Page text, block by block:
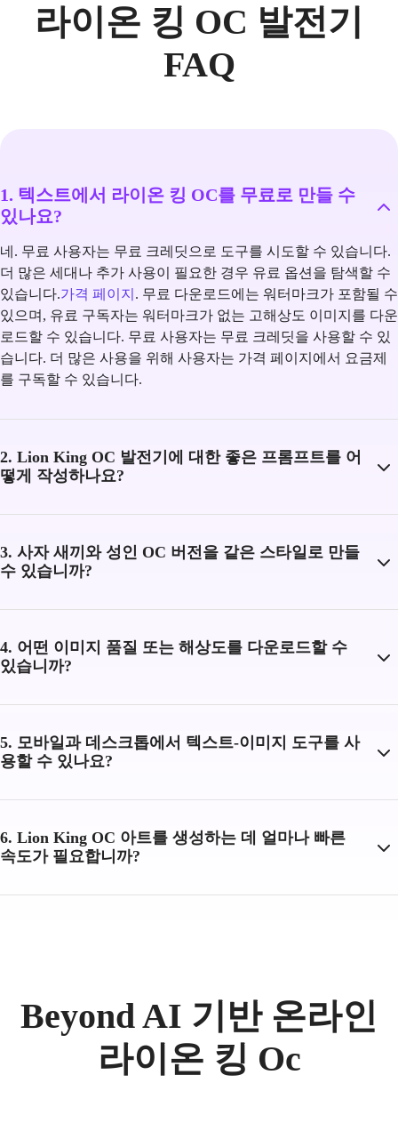
라이온 킹 OC 발전기
FAQ
1. 텍스트에서 라이온 킹 OC를 무료로 만들 수
있나요?
네. 무료 사용자는 무료 크레딧으로 도구를 시도할 수 있습니다.
더 많은 세대나 추가 사용이 필요한 경우 유료 옵션을 탐색할 수
있습니다.가격 페이지 . 무료 다운로드에는 워터마크가 포함될 수
있으며, 유료 구독자는 워터마크가 없는 고해상도 이미지를 다운
로드할 수 있습니다. 무료 사용자는 무료 크레딧을 사용할 수 있
습니다. 더 많은 사용을 위해 사용자는 가격 페이지에서 요금제
를 구독할 수 있습니다.
2. Lion King OC 발전기에 대한 좋은 프롬프트를 어
떻게 작성하나요?
3. 사자 새끼와 성인 OC 버전을 같은 스타일로 만들
수 있습니까?
4. 어떤 이미지 품질 또는 해상도를 다운로드할 수
있습니까?
5. 모바일과 데스크톱에서 텍스트-이미지 도구를 사
용할 수 있나요?
6. Lion King OC 아트를 생성하는 데 얼마나 빠른
속도가 필요합니까?
Beyond AI 기반 온라인
라이온 킹 Oc